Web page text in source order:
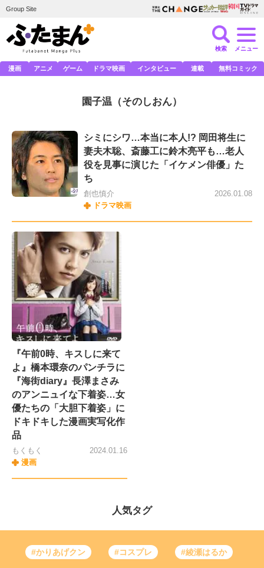
Group Site
検索 メニュー
漫画 アニメ ゲーム ドラマ映画 インタビュー 連載 無料コミック
園子温 （そのしおん）
シミにシワ…本当に本人!? 岡田将生に
妻夫木聡、斎藤工に鈴木亮平も…老人
役を見事に演じた「イケメン俳優」た
ち
創也慎介
ドラマ映画
2026.01.08
『午前0時、キスしに来て
よ』橋本環奈のパンチラに
『海街diary』長澤まさみ
のアンニュイな下着姿…女
優たちの「大胆下着姿」に
ドキドキした漫画実写化作
品
もくもく
漫画
2024.01.16
人気タグ
#かりあげクン #コスプレ #綾瀬はるか